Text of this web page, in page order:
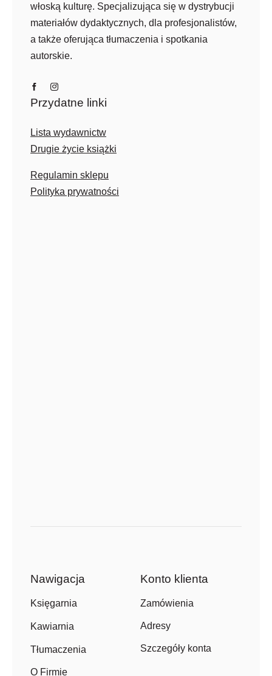
włoską kulturę. Specjalizująca się w dystrybucji
materiałów dydaktycznych, dla profesjonalistów,
a także oferująca tłumaczenia i spotkania
autorskie.
Przydatne linki
Lista wydawnictw
Drugie życie książki
Regulamin sklepu
Polityka prywatności
Nawigacja
Księgarnia
Kawiarnia
Tłumaczenia
O Firmie
Konto klienta
Zamówienia
Adresy
Szczegóły konta